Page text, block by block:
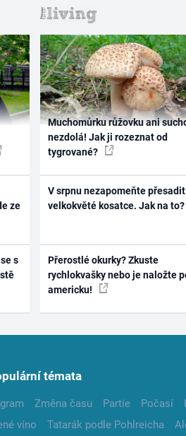
ze
s
Muchomůrku růžovku ani
nezdolá! Jak ji rozeznat od
tygrované?
V srpnu nezapomeňte přesadit
velkokvěté kosatce. Jak na to?
Přerostlé okurky? Zkuste
rychlokvašky nebo je naložte
americku!
témata
Změna času Partie Počasí
víno Tatarák podle Pohlreicha